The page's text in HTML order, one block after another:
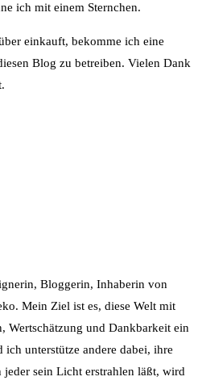
ich mit einem Sternchen.
einkauft, bekomme ich eine
Blog zu betreiben. Vielen Dank
Bloggerin, Inhaberin von
Mein Ziel ist es, diese Welt mit
Wertschätzung und Dankbarkeit ein
unterstütze andere dabei, ihre
sein Licht erstrahlen läßt, wird